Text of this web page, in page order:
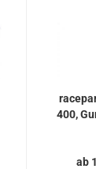
400,
ab